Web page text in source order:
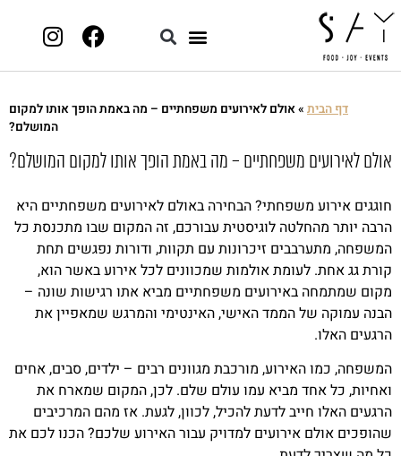
דף הבית »אולם לאירועים משפחתיים – מה באמת הופך אותו למקום
המושלם?
אולם לאירועים משפחתיים – מה באמת הופך אותו למקום המושלם?
חוגגים אירוע משפחתי? הבחירה באולם לאירועים משפחתיים היא
הרבה יותר מהחלטה לוגיסטית עבורכם, זה המקום שבו מתכנסת כל
המשפחה, מתערבבים זיכרונות עם תקוות, ודורות נפגשים תחת
קורת גג אחת. לעומת אולמות שמכוונים לכל אירוע באשר הוא,
מקום שמתמחה באירועים משפחתיים מביא אתו רגישות שונה –
הבנה עמוקה של הממד האישי, האינטימי והמרגש שמאפיין את
הרגעים האלו.
המשפחה, כמו האירוע, מורכבת מגוונים רבים – ילדים, סבים, אחים
ואחיות, כל אחד מביא עמו עולם שלם. לכן, המקום שמארח את
הרגעים האלו חייב לדעת להכיל, לכוון, לגעת. אז מהם המרכיבים
שהופכים אולם אירועים למדויק עבור האירוע שלכם? הכנו לכם את